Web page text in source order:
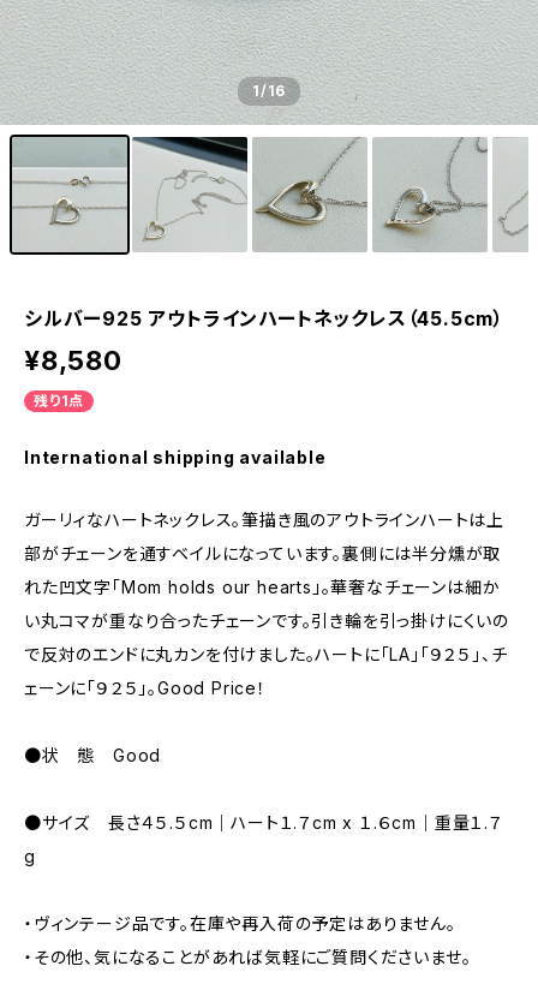
1/16
シルバー925 アウトラインハートネックレス（45.5cm）
¥8,580
残り1点
International shipping available
ガーリィなハートネックレス。筆描き風のアウトラインハートは上
部がチェーンを通すベイルになっています。裏側には半分燻が取
れた凹文字「Mom holds our hearts」。華奢なチェーンは細か
い丸コマが重なり合ったチェーンです。引き輪を引っ掛けにくいの
で反対のエンドに丸カンを付けました。ハートに「LA」「９２５」、チ
ェーンに「９２５」。Good Price！
●状 態 Good
●サイズ 長さ４５.５cm｜ハート１.７cm x １.６cm｜重量１.７
g
・ヴィンテージ品です。在庫や再入荷の予定はありません。
・その他、気になることがあれば気軽にご質問くださいませ。